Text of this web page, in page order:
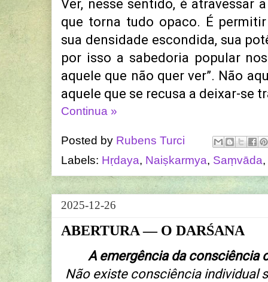
Ver, nesse sentido, é atravessar
que torna tudo opaco. É
sua densidade escondida, sua
por isso a sabedoria popular
aquele que não quer ver”. Não
aquele que se recusa a deixar-se
Continua »
Posted by Rubens Turci
Labels: Hṛdaya, Naiṣkarmya, Saṃvāda,
2025-12-26
ABERTURA — O DARŚANA
A emergência da consciência
Não existe consciência individual